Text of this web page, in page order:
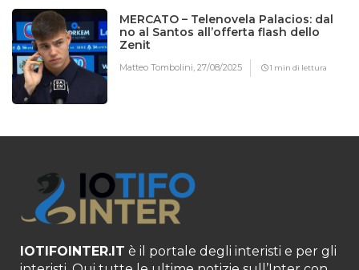
MERCATO – Telenovela Palacios: dal
no al Santos all’offerta flash dello
Zenit
Matteo Tombolini,27/08/2025 1 min di lettura
IOTIFOINTER.IT è il portale degli interisti e per gli